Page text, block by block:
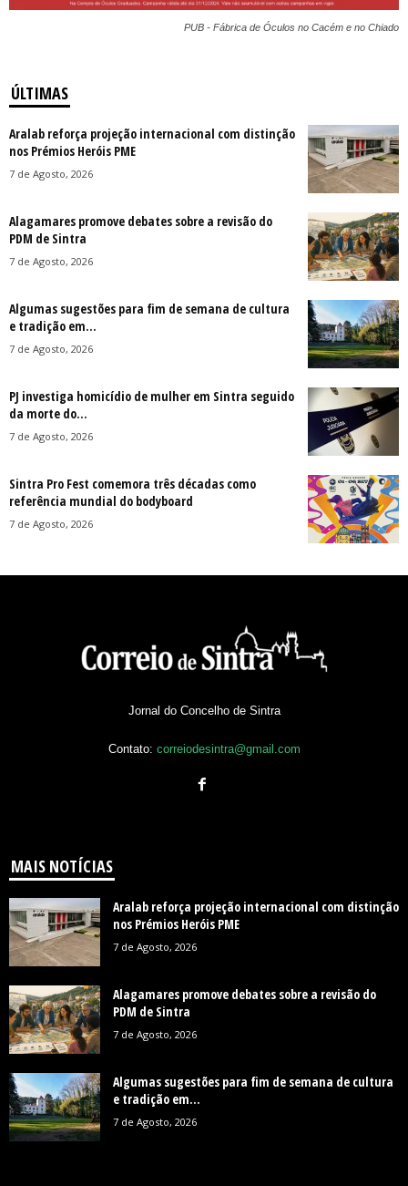
PUB - Fábrica de Óculos no Cacém e no Chiado
ÚLTIMAS
Aralab reforça projeção internacional com distinção
nos Prémios Heróis PME
7 de Agosto, 2026
Alagamares promove debates sobre a revisão do
PDM de Sintra
7 de Agosto, 2026
Algumas sugestões para fim de semana de cultura
e tradição em...
7 de Agosto, 2026
PJ investiga homicídio de mulher em Sintra seguido
da morte do...
7 de Agosto, 2026
Sintra Pro Fest comemora três décadas como
referência mundial do bodyboard
7 de Agosto, 2026
Jornal do Concelho de Sintra
Contato: correiodesintra@gmail.com
MAIS NOTÍCIAS
Aralab reforça projeção internacional com distinção
nos Prémios Heróis PME
7 de Agosto, 2026
Alagamares promove debates sobre a revisão do
PDM de Sintra
7 de Agosto, 2026
Algumas sugestões para fim de semana de cultura
e tradição em...
7 de Agosto, 2026